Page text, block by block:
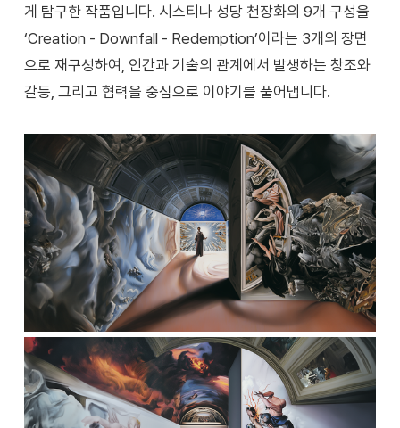
게 탐구한 작품입니다. 시스티나 성당 천장화의 9개 구성을
‘Creation - Downfall - Redemption’이라는 3개의 장면
으로 재구성하여, 인간과 기술의 관계에서 발생하는 창조와
갈등, 그리고 협력을 중심으로 이야기를 풀어냅니다.